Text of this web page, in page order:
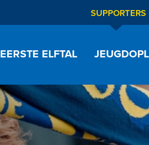
SUPPORTERS
EERSTE ELFTAL